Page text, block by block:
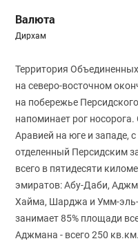
Валюта
Дирхам
Территория
на северо-восточном
на побережье
напоминает рог
Аравией на юге и западе,
отделенный Персидским
всего в пятидесяти
эмиратов: Абу-Даби,
Хайма, Шарджа и Умм-
занимает 85% площади
Аджмана - всего 250 кв.км.